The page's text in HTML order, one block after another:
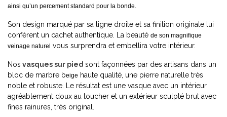
ainsi qu’un percement standard pour la bonde.
Son design marqué par sa ligne droite et sa finition originale lui
confèrent un cachet authentique. La beauté de son magnifique
veinage naturel vous surprendra et embellira votre intérieur.
Nos vasques sur pied sont façonnées par des artisans dans un
bloc de marbre beige haute qualité, une pierre naturelle très
noble et robuste. Le résultat est une vasque avec un intérieur
agréablement doux au toucher et un extérieur sculpté brut avec
fines rainures, très original.